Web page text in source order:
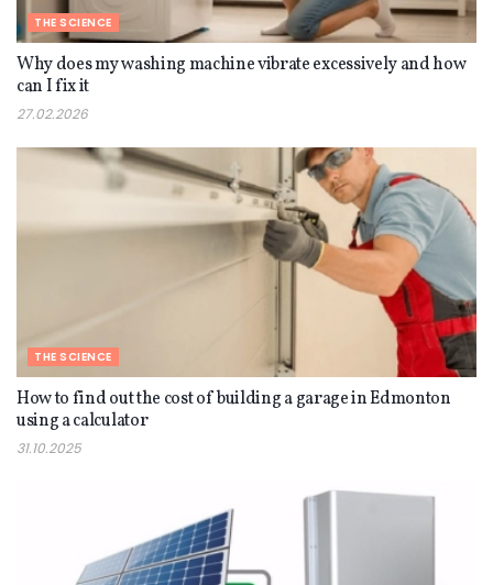
THE SCIENCE
Why does my washing machine vibrate excessively and how
can I fix it
27.02.2026
THE SCIENCE
How to find out the cost of building a garage in Edmonton
using a calculator
31.10.2025